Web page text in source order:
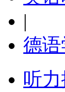
|
德语
听